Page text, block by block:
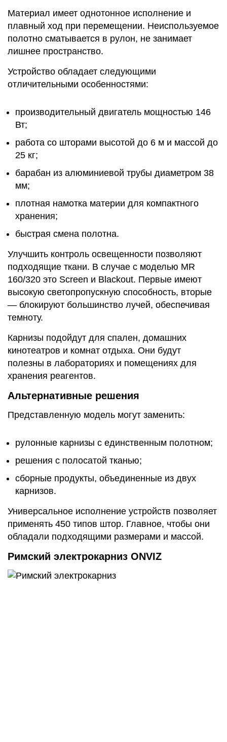
Материал имеет однотонное исполнение и
плавный ход при перемещении. Неиспользуемое
полотно сматывается в рулон, не занимает
лишнее пространство.
Устройство обладает следующими
отличительными особенностями:
производительный двигатель мощностью 146
Вт;
работа со шторами высотой до 6 м и массой до
25 кг;
барабан из алюминиевой трубы диаметром 38
мм;
плотная намотка материи для компактного
хранения;
быстрая смена полотна.
Улучшить контроль освещенности позволяют
подходящие ткани. В случае с моделью MR
160/320 это Screen и Blackout. Первые имеют
высокую светопропускную способность, вторые
— блокируют большинство лучей, обеспечивая
темноту.
Карнизы подойдут для спален, домашних
кинотеатров и комнат отдыха. Они будут
полезны в лабораториях и помещениях для
хранения реагентов.
Альтернативные решения
Представленную модель могут заменить:
рулонные карнизы с единственным полотном;
решения с полосатой тканью;
сборные продукты, объединенные из двух
карнизов.
Универсальное исполнение устройств позволяет
применять 450 типов штор. Главное, чтобы они
обладали подходящими размерами и массой.
Римский электрокарниз ONVIZ